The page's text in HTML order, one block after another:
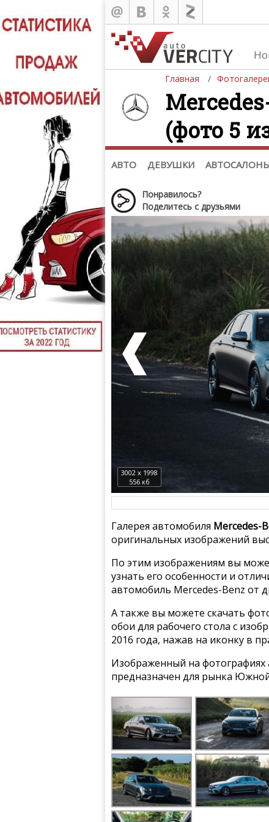
Главная
(фото 5
АВТО ДЕВУШКИ
Автомобили
Последние добавления
Список марок
(+1102)
Понравилось?
Поделитесь с друзьями
3002 x 1998
556 кб
Галерея автомобиля Mercedes-
оригинальных изображений
По этим изображениям вы
узнать его особенности и
автомобиль Mercedes-Benz от
А также вы можете скачать
обои для рабочего стола с
2016 года, нажав на иконку в
Изображенный на
предназначен для рынка